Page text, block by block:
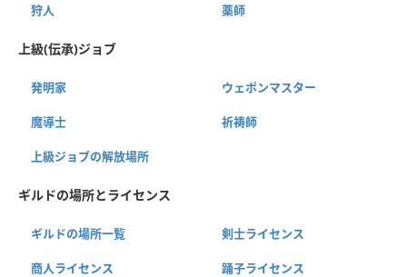
狩人 薬師
上級(伝承)ジョブ
発明家 ウェポンマスター
魔導士 祈祷師
上級ジョブの解放場所
ギルドの場所とライセンス
ギルドの場所一覧 剣士ライセンス
商人ライセンス 踊子ライセンス